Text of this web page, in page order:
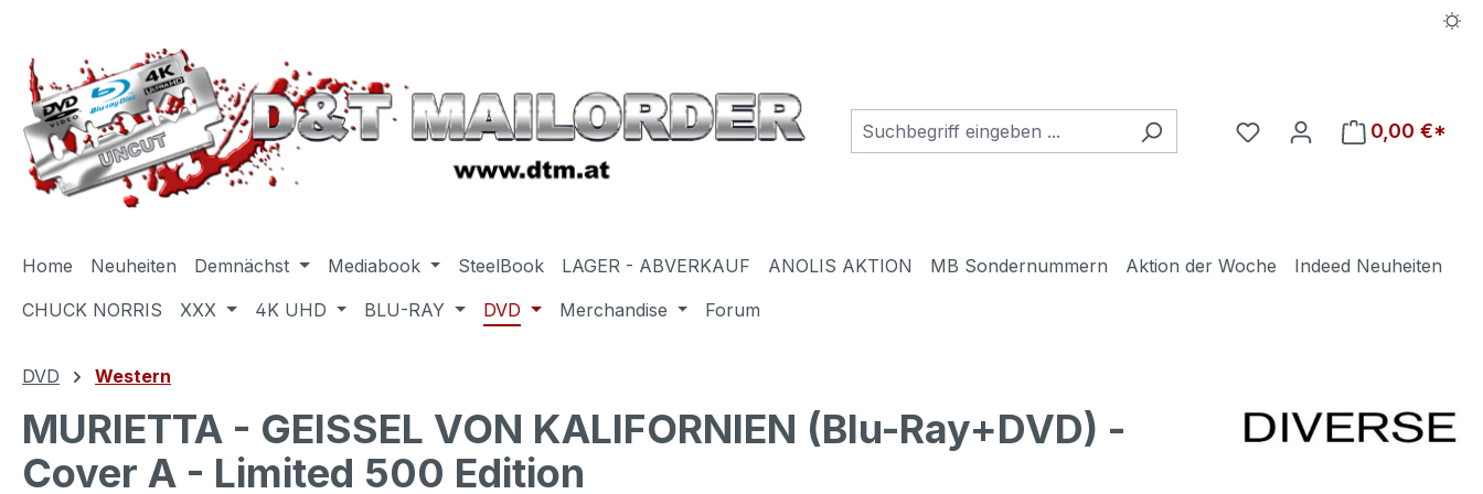
Du hast 0 Produkte auf
0,00 €*
Home Neuheiten Demnächst Mediabook SteelBook LAGER - ABVERKAUF ANOLIS AKTION MB Sondernummern Aktion der Woche
Indeed Neuheiten
CHUCK NORRIS
XXX 4K UHD BLU-RAY DVD Merchandise Forum
DVD Western
MURIETTA - GEISSEL VON KALIFORNIEN (Blu-Ray+DVD) -
Cover A - Limited 500 Edition